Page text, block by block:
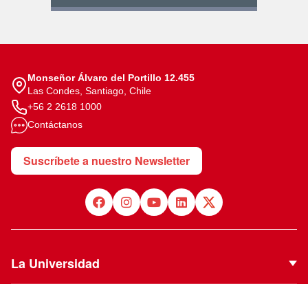
Monseñor Álvaro del Portillo 12.455
Las Condes, Santiago, Chile
+56 2 2618 1000
Contáctanos
Suscríbete a nuestro Newsletter
La Universidad